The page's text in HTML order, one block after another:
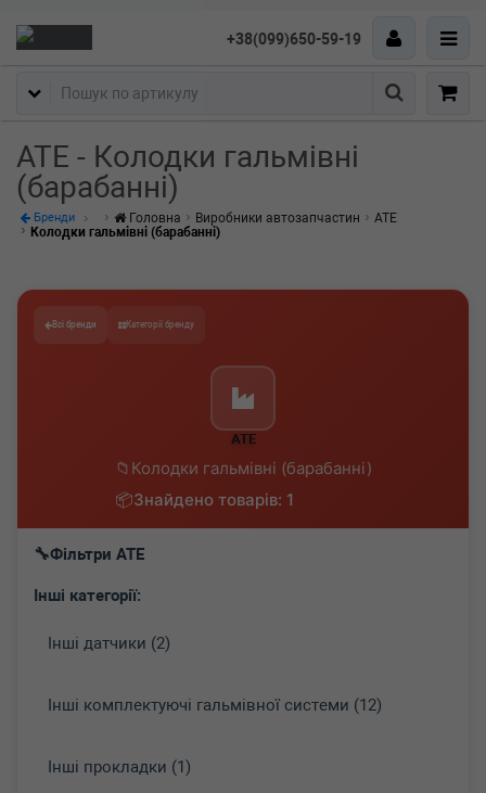
+38(099)650-59-19
Пошук
ATE - Колодки гальмівні
(барабанні)
Бренди Головна Виробники автозапчастин
ATE
Колодки гальмівні (барабанні)
Всі бренди Категорії бренду
ATE
Колодки гальмівні (барабанні)
Знайдено товарів: 1
Фільтри ATE
Інші категорії:
Інші датчики (2)
Інші комплектуючі гальмівної системи (12)
Інші прокладки (1)